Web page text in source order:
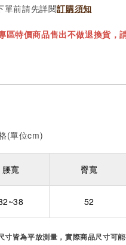
單前請先詳閱訂購須知
區特價商品售出不做退換貨，
(單位cm)
腰寬 臀寬
52
寸皆為平放測量，實際商品尺寸可能